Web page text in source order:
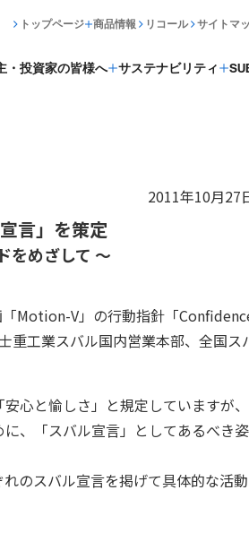
・投資家の皆様へ サステナビリティ
トップページ 商品情報 リコール サイトマ
2011年10月27
言」を策定
をめざして ～
Motion-V」の行動指針「
重工業スバル国内営業本部、全国ス
心と愉しさ」と規定していますが、
、「スバル宣言」としてあるべき姿
のスバル宣言を掲げて具体的な活動